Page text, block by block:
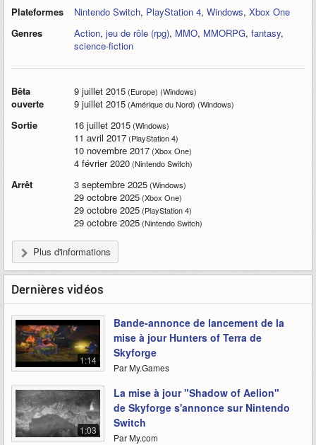
Plateformes Nintendo Switch, PlayStation 4, Windows, Xbox One
Genres
Action, jeu de rôle (rpg), MMO, MMORPG, fantasy,
science-fiction
Bêta
ouverte
9 juillet 2015(Europe) (Windows)
9 juillet 2015(Amérique du Nord) (Windows)
Sortie 16 juillet 2015(Windows)
11 avril 2017(PlayStation 4)
10 novembre 2017(Xbox One)
4 février 2020(Nintendo Switch)
Arrêt 3 septembre 2025(Windows)
29 octobre 2025(Xbox One)
29 octobre 2025(PlayStation 4)
29 octobre 2025(Nintendo Switch)
Plus d'informations
Dernières vidéos
1:14
Bande-annonce de lancement de la
mise à jour Hunters of Terra de
Skyforge
Par My.Games
1:03
La mise à jour "Shadow of Aelion"
de Skyforge s'annonce sur Nintendo
Switch
Par My.com